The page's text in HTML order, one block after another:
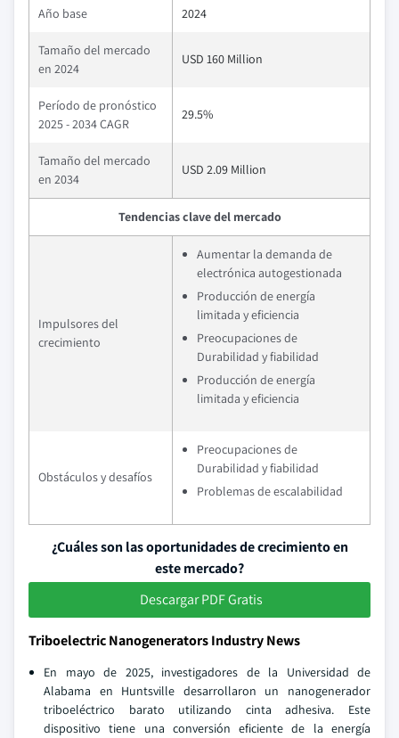
Año base 2024
Tamaño del mercado
en 2024
USD 160 Million
Período de pronóstico
2025 - 2034 CAGR
29.5%
Tamaño del mercado
en 2034
USD 2.09 Million
Tendencias clave del mercado
Impulsores del
crecimiento
Aumentar la demanda de
electrónica autogestionada
Producción de energía
limitada y eficiencia
Preocupaciones de
Durabilidad y fiabilidad
Producción de energía
limitada y eficiencia
Obstáculos y desafíos
Preocupaciones de
Durabilidad y fiabilidad
Problemas de escalabilidad
¿Cuáles son las oportunidades de crecimiento en
este mercado?
Descargar PDF Gratis
Triboelectric Nanogenerators Industry News
En mayo de 2025, investigadores de la Universidad de
Alabama en Huntsville desarrollaron un nanogenerador
triboeléctrico barato utilizando cinta adhesiva. Este
dispositivo tiene una conversión eficiente de la energía